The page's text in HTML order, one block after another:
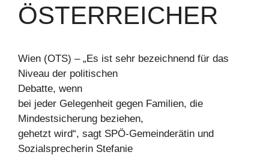
ÖSTERREICHER
Wien (OTS) – „Es ist sehr bezeichnend für das
Niveau der politischen
Debatte, wenn
bei jeder Gelegenheit gegen Familien, die
Mindestsicherung beziehen,
gehetzt wird“, sagt SPÖ-Gemeinderätin und
Sozialsprecherin Stefanie